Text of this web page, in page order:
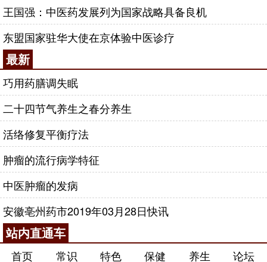
王国强：中医药发展列为国家战略具备良机
东盟国家驻华大使在京体验中医诊疗
最新
巧用药膳调失眠
二十四节气养生之春分养生
活络修复平衡疗法
肿瘤的流行病学特征
中医肿瘤的发病
安徽亳州药市2019年03月28日快讯
站内直通车
首页 常识 特色 保健 养生 论坛